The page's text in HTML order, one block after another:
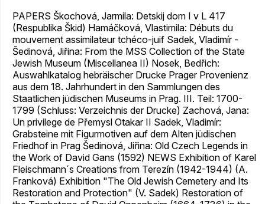
PAPERS Škochová, Jarmila: Detskij dom I v L 417
(Respublika Škid) Hamáčková, Vlastimila: Débuts du
mouvement assimilateur tchéco-juif Sadek, Vladimír -
Šedinová, Jiřina: From the MSS Collection of the State
Jewish Museum (Miscellanea II) Nosek, Bedřich:
Auswahlkatalog hebräischer Drucke Prager Provenienz
aus dem 18. Jahrhundert in den Sammlungen des
Staatlichen jüdischen Museums in Prag. III. Teil: 1700-
1799 (Schluss: Verzeichnis der Drucke) Zachová, Jana:
Un privilege de Přemysl Otakar II Sadek, Vladimír:
Grabsteine mit Figurmotiven auf dem Alten jüdischen
Friedhof in Prag Šedinová, Jiřina: Old Czech Legends in
the Work of David Gans (1592) NEWS Exhibition of Karel
Fleischmann´s Creations from Terezín (1942-1944) (A.
Franková) Exhibition "The Old Jewish Cemetery and Its
Restoration and Protection" (V. Sadek) Restoration of